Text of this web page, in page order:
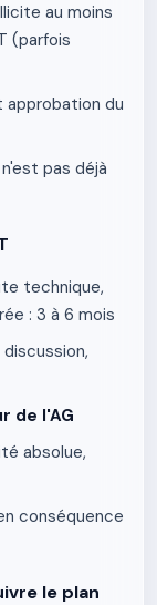
au moins
(parfois
approbation du
pas déjà
technique,
: 3 à 6 mois
discussion,
de l'AG
absolue,
conséquence
le plan